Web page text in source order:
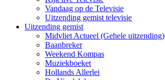
Vandaag op de Televisie
Uitzending gemist televisie
Uitzending gemist
Midvliet Actueel (Gehele uitzending)
Baanbreker
Weekend Kompas
Muziekboeket
Hollands Allerlei